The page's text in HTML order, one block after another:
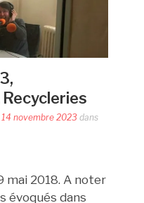
14 novembre 2023dans
mai 2018. A noter
évoqués dans